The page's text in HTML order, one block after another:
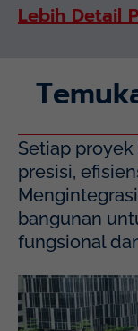
Lebih Detail
Setiap
presisi,
bangunan
fungsional
Mayapada